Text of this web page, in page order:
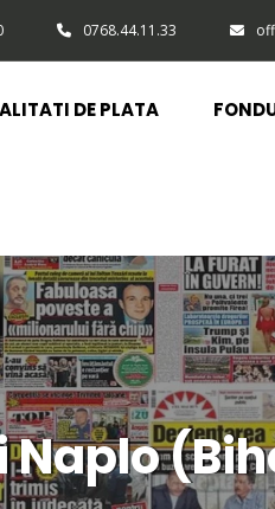
0768.44.11.33
DE PLATA
Naplo